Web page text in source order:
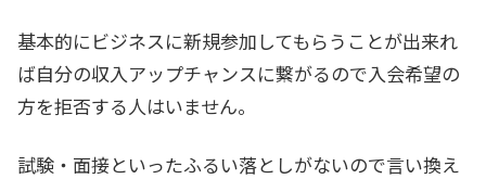
基本的にビジネスに新規参加してもらうことが出来れ
ば自分の収入アップチャンスに繋がるので入会希望の
方を拒否する人はいません。
試験・面接といったふるい落としがないので言い換え